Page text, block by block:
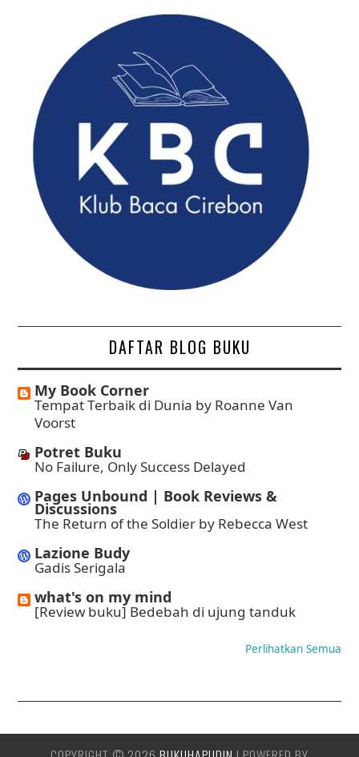
DAFTAR BLOG BUKU
My Book Corner
Tempat Terbaik di Dunia by Roanne Van
Voorst
Potret Buku
No Failure, Only Success Delayed
Pages Unbound | Book Reviews &
Discussions
The Return of the Soldier by Rebecca West
Lazione Budy
Gadis Serigala
what's on my mind
[Review buku] Bedebah di ujung tanduk
Perlihatkan Semua